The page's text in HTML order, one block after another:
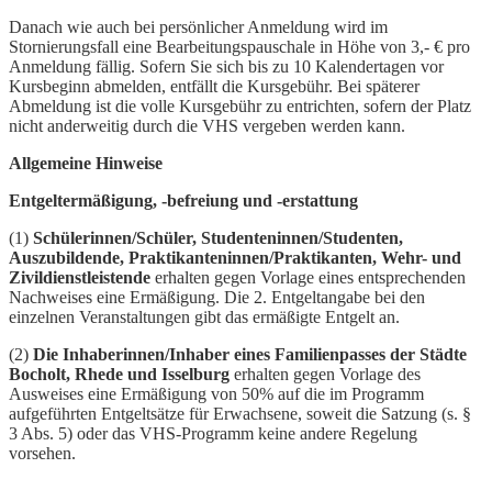
Danach wie auch bei persönlicher Anmeldung wird im
Stornierungsfall eine Bearbeitungspauschale in Höhe von 3,- € pro
Anmeldung fällig. Sofern Sie sich bis zu 10 Kalendertagen vor
Kursbeginn abmelden, entfällt die Kursgebühr. Bei späterer
Abmeldung ist die volle Kursgebühr zu entrichten, sofern der Platz
nicht anderweitig durch die VHS vergeben werden kann.
Allgemeine Hinweise
Entgeltermäßigung, -befreiung und -erstattung
(1) Schülerinnen/Schüler, Studenteninnen/Studenten,
Auszubildende, Praktikanteninnen/Praktikanten, Wehr- und
Zivildienstleistende erhalten gegen Vorlage eines entsprechenden
Nachweises eine Ermäßigung. Die 2. Entgeltangabe bei den
einzelnen Veranstaltungen gibt das ermäßigte Entgelt an.
(2) Die Inhaberinnen/Inhaber eines Familienpasses der Städte
Bocholt, Rhede und Isselburg erhalten gegen Vorlage des
Ausweises eine Ermäßigung von 50% auf die im Programm
aufgeführten Entgeltsätze für Erwachsene, soweit die Satzung (s. §
3 Abs. 5) oder das VHS-Programm keine andere Regelung
vorsehen.